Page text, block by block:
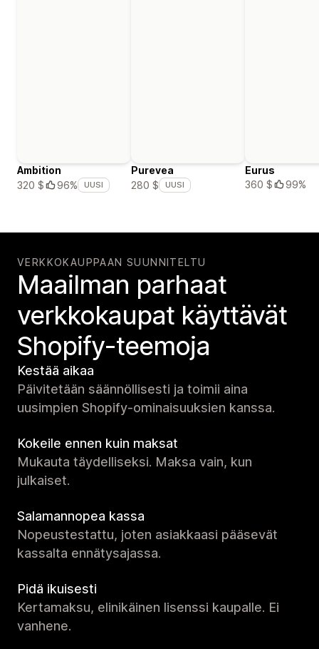
Ambition
320 $
96% UUSI
Purevea
280 $
UUSI
Eurus
360 $
99%
VERKKOKAUPPAAN SUUNNITELTU
Maailman parhaat
verkko­kaupat käyttävät
Shopify-teemoja
Kestää aikaa
Päivitetään säännöllisesti ja toimii aina
uusimpien Shopify-ominaisuuksien kanssa.
Kokeile ennen kuin maksat
Mukauta täydelliseksi. Maksa vain, kun
julkaiset.
Salamannopea kassa
Nopeustestattu, joten asiakkaasi pääsevät
kassalta ennätysajassa.
Pidä ikuisesti
Kertamaksu, elinikäinen lisenssi kaupalle. Ei
vanhene.